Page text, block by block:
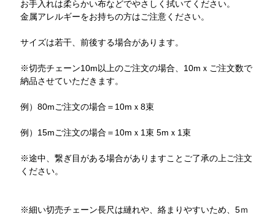
お手入れは柔らかい布などでやさしく拭いてください。
金属アレルギーをお持ちの方はご注意ください。
サイズは若干、前後する場合があります。
※切売チェーン10m以上のご注文の場合、10mｘご注文数で
納品させていただきます。
例）80mご注文の場合＝10mｘ8束
例）15mご注文の場合＝10mｘ1束 5mｘ1束
※途中、繋ぎ目がある場合がありますことご了承の上ご注文
ください。
※細い切売チェーン長尺は縺れや、絡まりやすいため、5ｍ